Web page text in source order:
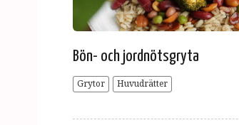
Bön- och jordnötsgryta
Grytor Huvudrätter